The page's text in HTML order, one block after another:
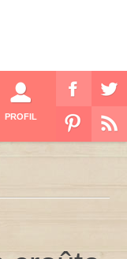
PROFIL